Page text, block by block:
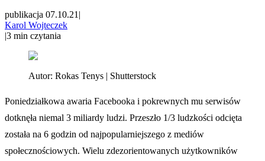
publikacja 07.10.21 |
Karol Wojteczek
|3 min czytania
Autor: Rokas Tenys | Shutterstock
Poniedziałkowa awaria Facebooka i pokrewnych mu serwisów
dotknęła niemal 3 miliardy ludzi. Przeszło 1/3 ludzkości odcięta
została na 6 godzin od najpopularniejszego z mediów
społecznościowych. Wielu zdezorientowanych użytkowników